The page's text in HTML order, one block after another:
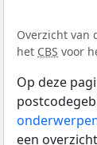
Overzicht van
het CBS voor
Op deze
een